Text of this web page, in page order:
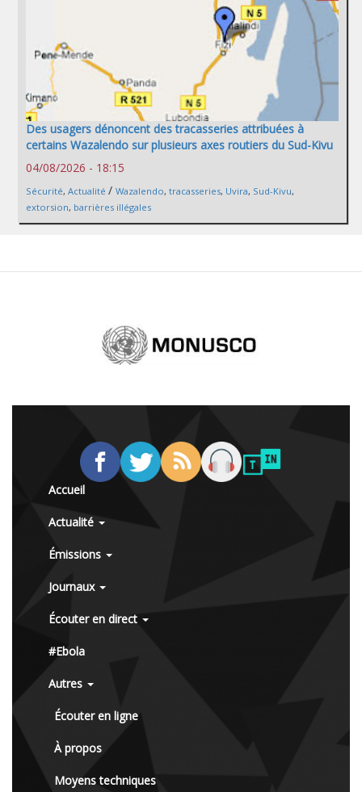
Des usagers dénoncent des tracasseries attribuées à
certains Wazalendo sur plusieurs axes routiers du Sud-Kivu
04/08/2026 - 18:15
Sécurité, Actualité / Wazalendo, tracasseries, Uvira, Sud-Kivu,
extorsion, barrières illégales
Accueil
Actualité
Émissions
Journaux
Écouter en direct
#Ebola
Autres
Écouter en ligne
À propos
Moyens techniques